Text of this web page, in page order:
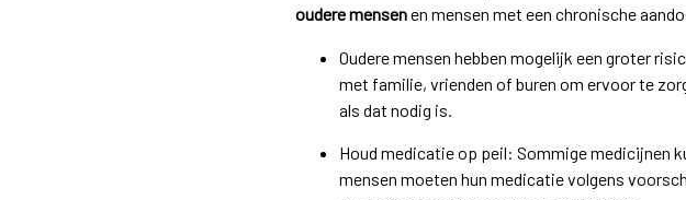
oudere mensenen mensen met een chronische
Oudere mensen hebben mogelijk een groter
met familie, vrienden of buren om ervoor te
als dat nodig is.
Houd medicatie op peil: Sommige medicijnen
mensen moeten hun medicatie volgens